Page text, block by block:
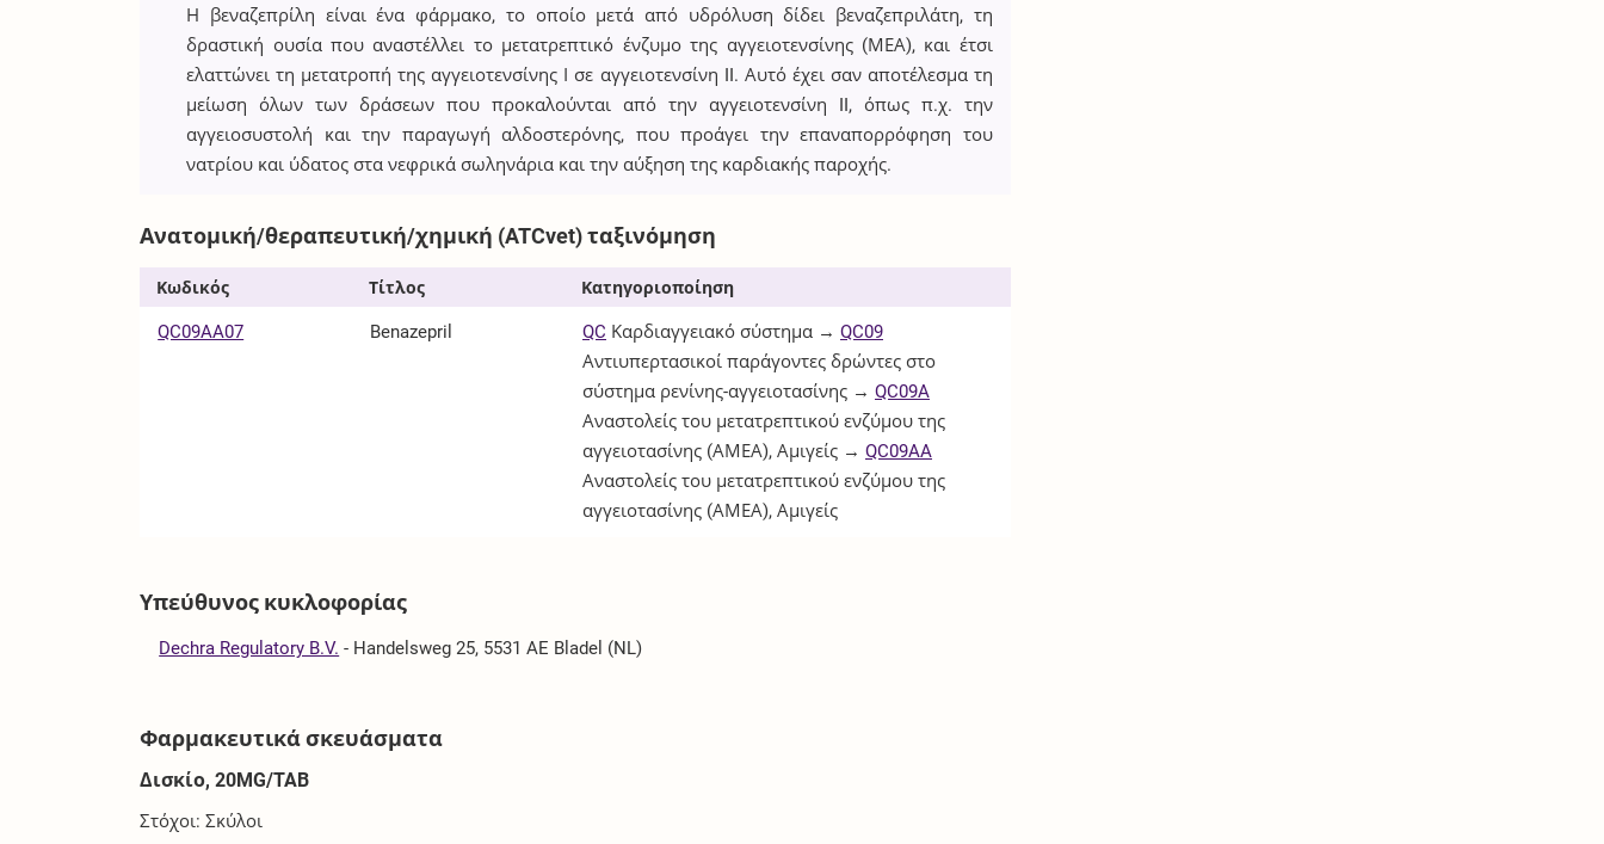
Η βεναζεπρίλη είναι ένα φάρμακο, το οποίο μετά από υδρόλυση δίδει βεναζεπριλάτη, τη
δραστική ουσία που αναστέλλει το μετατρεπτικό ένζυμο της αγγειοτενσίνης (ΜΕΑ), και έτσι
ελαττώνει τη μετατροπή της αγγειοτενσίνης Ι σε αγγειοτενσίνη II. Αυτό έχει σαν αποτέλεσμα τη
μείωση όλων των δράσεων που προκαλούνται από την αγγειοτενσίνη II, όπως π.χ. την
αγγειοσυστολή και την παραγωγή αλδοστερόνης, που προάγει την επαναπορρόφηση του
νατρίου και ύδατος στα νεφρικά σωληνάρια και την αύξηση της καρδιακής παροχής.
Ανατομική/θεραπευτική/χημική (ATCvet) ταξινόμηση
Κωδικός Τίτλος Κατηγοριοποίηση
QC09AA07 Benazepril QC Καρδιαγγειακό σύστημα → QC09
Αντιυπερτασικοί παράγοντες δρώντες στο
σύστημα ρενίνης-αγγειοτασίνης → QC09A
Αναστολείς του μετατρεπτικού ενζύμου της
αγγειοτασίνης (ΑΜΕΑ), Αμιγείς → QC09AA
Αναστολείς του μετατρεπτικού ενζύμου της
αγγειοτασίνης (ΑΜΕΑ), Αμιγείς
Υπεύθυνος κυκλοφορίας
Dechra Regulatory B.V. - Handelsweg 25, 5531 AE Bladel (NL)
Φαρμακευτικά σκευάσματα
Δισκίο, 20MG/TAB
Στόχοι: Σκύλοι